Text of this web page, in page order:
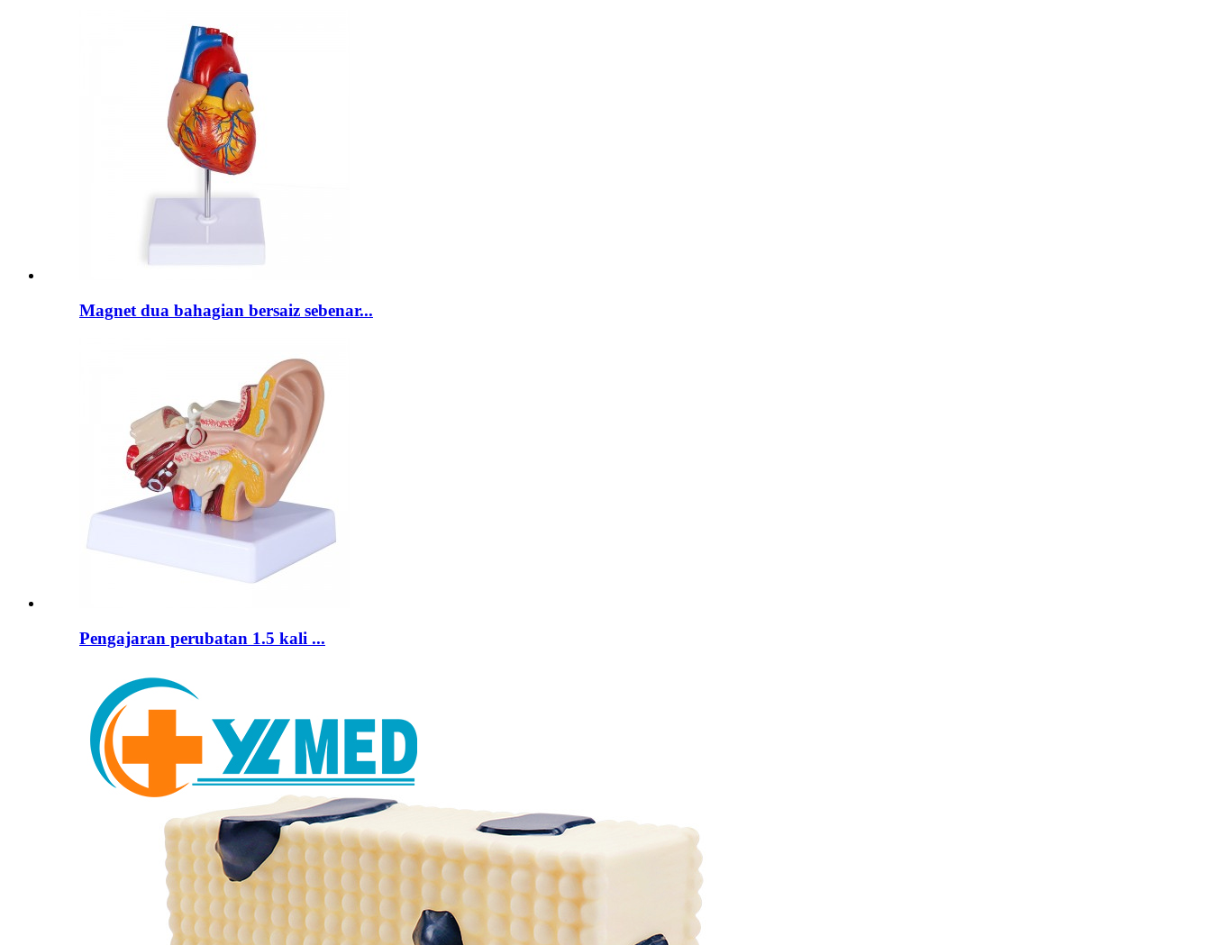
Magnet dua bahagian bersaiz sebenar...
Pengajaran perubatan 1.5 kali ...